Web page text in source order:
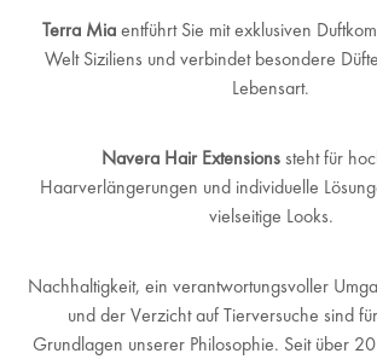
Terra Miaentführt Sie mit exklusiven
Welt Siziliens und verbindet besondere
Lebensart.
Navera Hair Extensionssteht für
Haarverlängerungen und individuelle
vielseitige Looks.
Nachhaltigkeit, ein verantwortungsvoller
und der Verzicht auf Tierversuche sind
Grundlagen unserer Philosophie. Seit über